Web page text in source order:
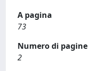
A pagina
73
Numero di pagine
2